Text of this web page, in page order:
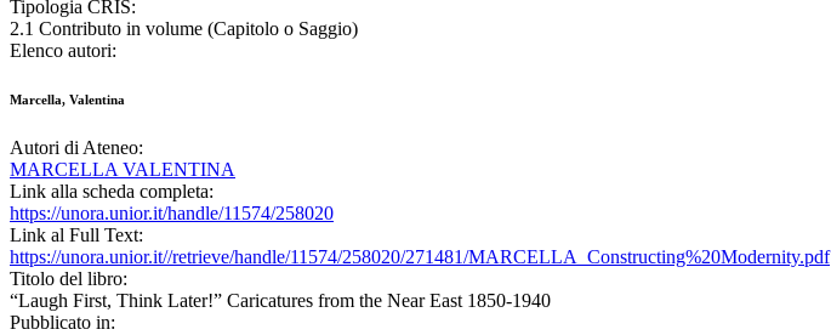
Tipologia CRIS:
2.1 Contributo in volume (Capitolo o Saggio)
Elenco autori:
Marcella, Valentina
Autori di Ateneo:
MARCELLA VALENTINA
Link alla scheda completa:
https://unora.unior.it/handle/11574/258020
Link al Full Text:
https://unora.unior.it//retrieve/handle/11574/258020/271481/MARCELLA_Constructing%20Modernity.pdf
Titolo del libro:
“Laugh First, Think Later!” Caricatures from the Near East 1850-1940
Pubblicato in: